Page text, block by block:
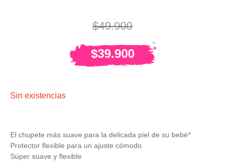
$49.900
$39.900
Sin existencias
El chupete más suave para la delicada piel de su bebé*
Protector flexible para un ajuste cómodo
Súper suave y flexible